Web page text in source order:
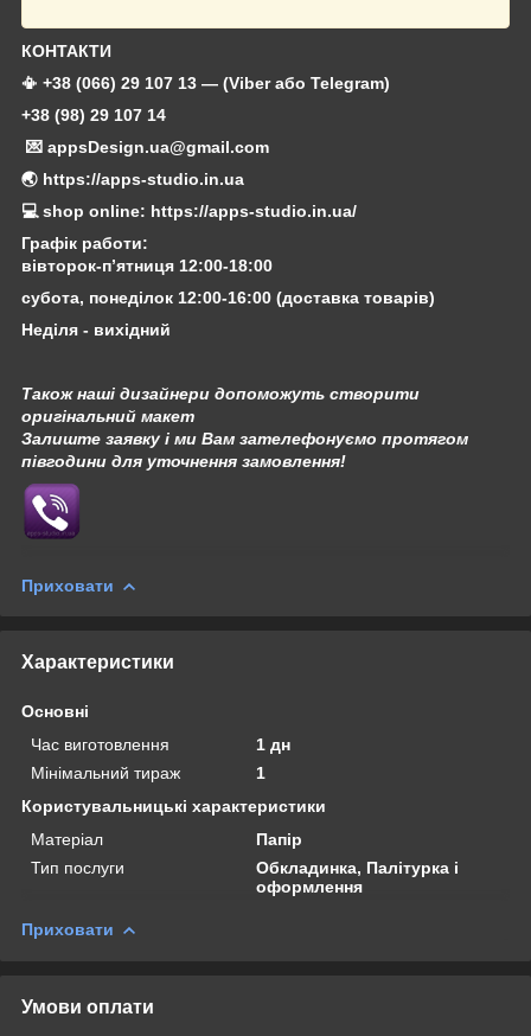
КОНТАКТИ
📳 +38 (066) 29 107 13 — (Viber або Telegram)
+38 (98) 29 107 14
💌 appsDesign.ua@gmail.com
🌏 https://apps-studio.in.ua
💻 shop online: https://apps-studio.in.ua/
Графік работи:
вівторок-п’ятниця 12:00-18:00
субота, понеділок 12:00-16:00 (доставка товарів)
Неділя - вихідний
Також наші дизайнери допоможуть створити
оригінальний макет
Залиште заявку і ми Вам зателефонуємо протягом
півгодини для уточнення замовлення!
Приховати
Характеристики
Основні
Час виготовлення
1 дн
Мінімальний тираж
1
Користувальницькі характеристики
Матеріал
Папір
Тип послуги
Обкладинка, Палітурка і
оформлення
Приховати
Умови оплати